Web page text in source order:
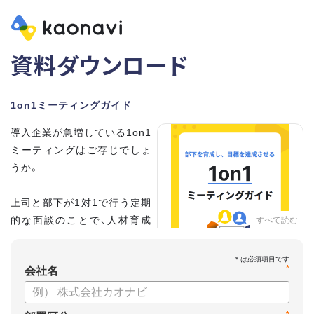
資料ダウンロード
1on1ミーティングガイド
すべて読む
導入企業が急増している1on1
ミーティングはご存じでしょ
うか。
上司と部下が1対1で行う定期
的な面談のことで、人材育成
こちらの資料では、
・1on1とは何か？
*
会社名